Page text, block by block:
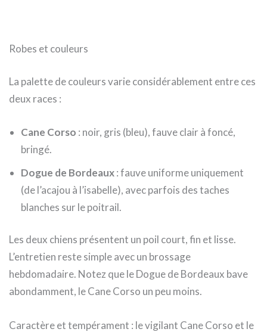
Robes et couleurs
La palette de couleurs varie considérablement entre ces
deux races :
Cane Corso : noir, gris (bleu), fauve clair à foncé,
bringé.
Dogue de Bordeaux: fauve uniforme uniquement
(de l’acajou à l’isabelle), avec parfois des taches
blanches sur le poitrail.
Les deux chiens présentent un poil court, fin et lisse.
L’entretien reste simple avec un brossage
hebdomadaire. Notez que le Dogue de Bordeaux bave
abondamment, le Cane Corso un peu moins.
Caractère et tempérament : le vigilant Cane Corso et le